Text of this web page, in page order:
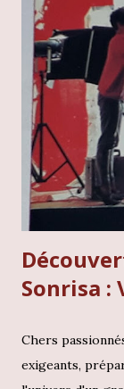
une immersion
trompettiste,
limite et fonçait
Bitches Brew, le
petites années
enfoncer le
frontières
génial, un mix
Sonrisa :
Chers
exigeants,